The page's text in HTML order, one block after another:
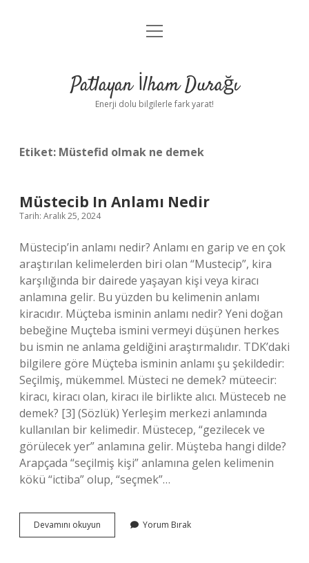
Anasayfa
Yasal Uyarı
menüyü
Patlayan İlham Durağı
Enerji dolu bilgilerle fark yarat!
Etiket: Müstefid olmak ne demek
Müstecib In Anlamı Nedir
Tarih: Aralık 25, 2024
Müstecip’in anlamı nedir? Anlamı en garip ve en çok
araştırılan kelimelerden biri olan “Mustecip”, kira
karşılığında bir dairede yaşayan kişi veya kiracı
anlamına gelir. Bu yüzden bu kelimenin anlamı
kiracıdır. Müçteba isminin anlamı nedir? Yeni doğan
bebeğine Muçteba ismini vermeyi düşünen herkes
bu ismin ne anlama geldiğini araştırmalıdır. TDK’daki
bilgilere göre Müçteba isminin anlamı şu şekildedir:
Seçilmiş, mükemmel. Müsteci ne demek? müteecir:
kiracı, kiracı olan, kiracı ile birlikte alıcı. Müsteceb ne
demek? [3] (Sözlük) Yerleşim merkezi anlamında
kullanılan bir kelimedir. Müstecep, “gezilecek ve
görülecek yer” anlamına gelir. Müşteba hangi dilde?
Arapçada “seçilmiş kişi” anlamına gelen kelimenin
kökü “ictiba” olup, “seçmek”…
Devamını okuyun Müstecib
In
Yorum Bırak